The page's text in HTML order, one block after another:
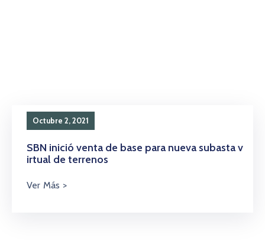
Octubre 2, 2021
SBN inició venta de base para nueva subasta v
irtual de terrenos